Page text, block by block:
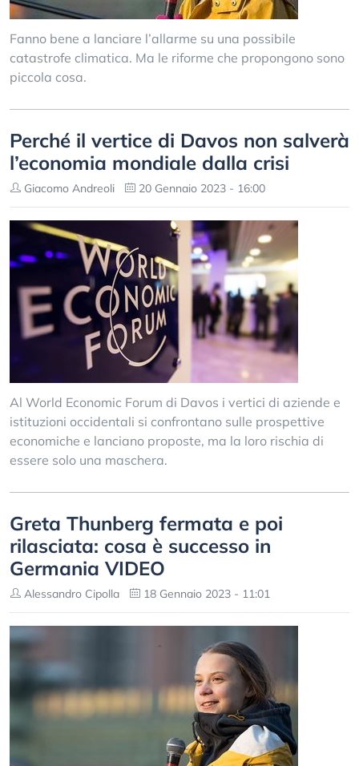
Fanno bene a lanciare l’allarme su una possibile
catastrofe climatica. Ma le riforme che propongono sono
piccola cosa.
Perché il vertice di Davos non salverà
l’economia mondiale dalla crisi
Giacomo Andreoli 20 Gennaio 2023 - 16:00
Al World Economic Forum di Davos i vertici di aziende e
istituzioni occidentali si confrontano sulle prospettive
economiche e lanciano proposte, ma la loro rischia di
essere solo una maschera.
Greta Thunberg fermata e poi
rilasciata: cosa è successo in
Germania VIDEO
Alessandro Cipolla 18 Gennaio 2023 - 11:01